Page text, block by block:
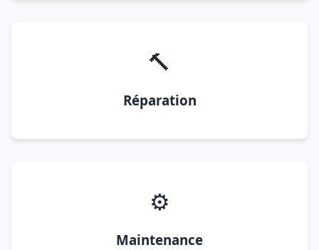
🔨
Réparation
⚙️
Maintenance